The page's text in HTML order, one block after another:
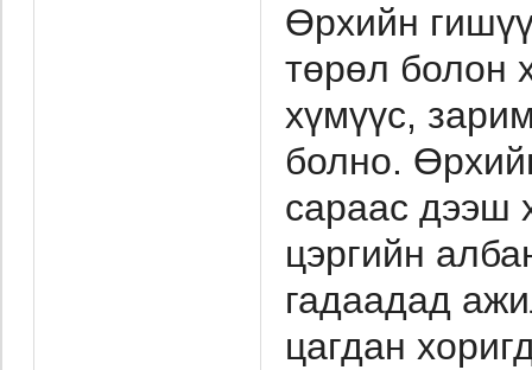
Өрхийн
төрөл болон
хүмүүс,
болно.
сараас дээш
цэргийн
гадаадад
цагдан